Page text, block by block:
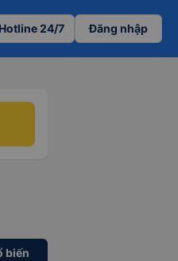
Hotline 24/7 Đăng nhập
biến